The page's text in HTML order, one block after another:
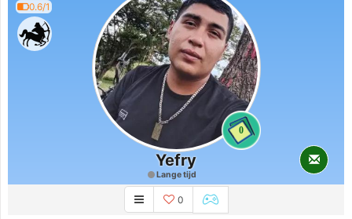
0.6/1
0
Yefry
Lange tijd
0